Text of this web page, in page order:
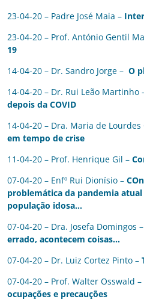
23-04-20 – Padre José Maia –
23-04-20 – Prof. António Gentil
19
14-04-20 – Dr. Sandro Jorge – O
14-04-20 – Dr. Rui Leão Martinho
depois da COVID
14-04-20 – Dra. Maria de Lourdes
em tempo de crise
11-04-20 – Prof. Henrique Gil –
07-04-20 – Enfº Rui Dionísio –
problemática da pandemia atual
população idosa…
07-04-20 – Dra. Josefa Domingos –
errado, acontecem coisas…
07-04-20 – Dr. Luiz Cortez Pinto –
07-04-20 – Prof. Walter Osswald –
ocupações e precauções